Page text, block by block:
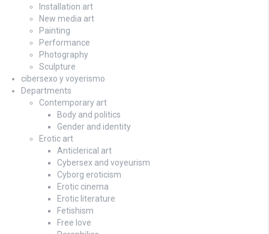
Installation art
New media art
Painting
Performance
Photography
Sculpture
cibersexo y voyerismo
Departments
Contemporary art
Body and politics
Gender and identity
Erotic art
Anticlerical art
Cybersex and voyeurism
Cyborg eroticism
Erotic cinema
Erotic literature
Fetishism
Free love